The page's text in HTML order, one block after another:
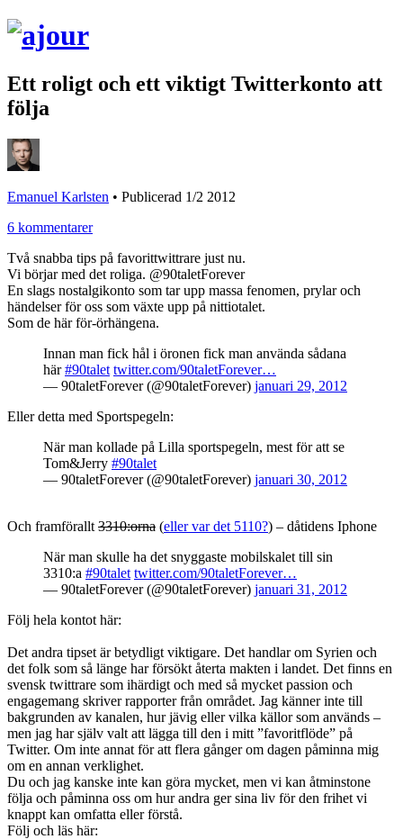
Ett roligt och ett viktigt Twitterkonto att
följa
Emanuel Karlsten • Publicerad 1/2 2012
6 kommentarer
Två snabba tips på favorittwittrare just nu.
Vi börjar med det roliga. @90taletForever
En slags nostalgikonto som tar upp massa fenomen, prylar och
händelser för oss som växte upp på nittiotalet.
Som de här för-örhängena.
Innan man fick hål i öronen fick man använda sådana
här#90talet twitter.com/90taletForever…
— 90taletForever (@90taletForever) januari 29, 2012
Eller detta med Sportspegeln:
När man kollade på Lilla sportspegeln, mest för att se
Tom&Jerry #90talet
— 90taletForever (@90taletForever) januari 30, 2012
Och framförallt 3310:orna (eller var det 5110?) – dåtidens Iphone
När man skulle ha det snyggaste mobilskalet till sin
3310:a #90talet twitter.com/90taletForever…
— 90taletForever (@90taletForever) januari 31, 2012
Följ hela kontot här:
Det andra tipset är betydligt viktigare. Det handlar om Syrien och
det folk som så länge har försökt återta makten i landet. Det finns en
svensk twittrare som ihärdigt och med så mycket passion och
engagemang skriver rapporter från området. Jag känner inte till
bakgrunden av kanalen, hur jävig eller vilka källor som används –
men jag har själv valt att lägga till den i mitt ”favoritflöde” på
Twitter. Om inte annat för att flera gånger om dagen påminna mig
om en annan verklighet.
Du och jag kanske inte kan göra mycket, men vi kan åtminstone
följa och påminna oss om hur andra ger sina liv för den frihet vi
knappt kan omfatta eller förstå.
Följ och läs här: